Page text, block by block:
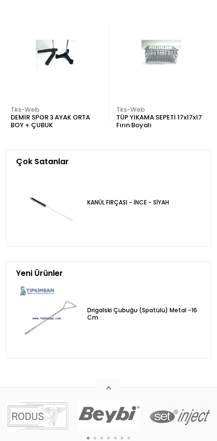
Tks-Web
DEMİR SPOR 3 AYAK ORTA
BOY + ÇUBUK
Tks-Web
TÜP YIKAMA SEPETİ 17x17x17
Fırın Boyalı
Çok Satanlar
KANÜL FIRÇASI - İNCE - SİYAH
Yeni Ürünler
Drigalski Çubuğu (Spatülü) Metal -16
Cm